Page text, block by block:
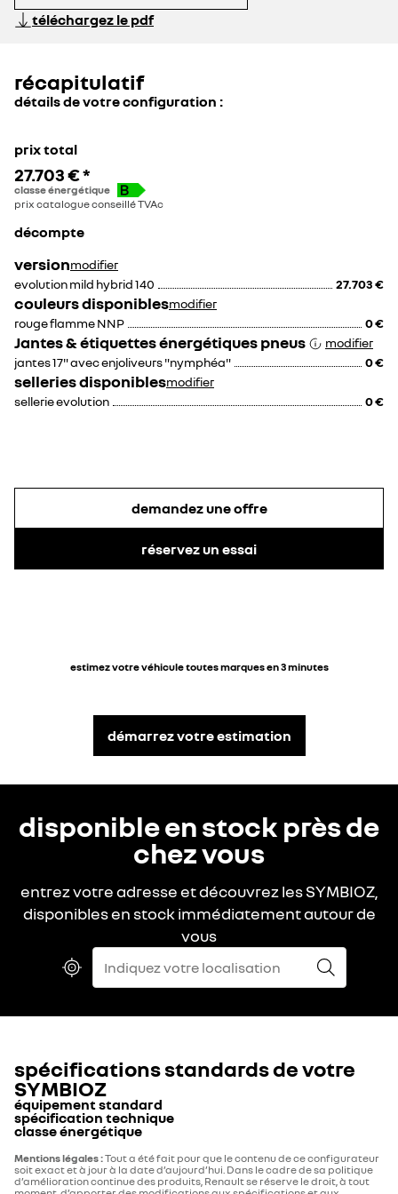
téléchargez le pdf
récapitulatif
détails de votre configuration :
prix total
27.703 €*
classe énergétique
prix catalogue conseillé TVAc
décompte
versionmodifier
evolution mild hybrid 140
27.703 €
couleurs disponiblesmodifier
rouge flamme NNP
0 €
Jantes & étiquettes énergétiques pneus
modifier
jantes 17" avec enjoliveurs "nymphéa"
0 €
selleries disponiblesmodifier
sellerie evolution
0 €
demandez une offre
réservez un essai
estimez votre véhicule toutes marques en 3 minutes
démarrez votre estimation
disponible en stock près de
chez vous
entrez votre adresse et découvrez les SYMBIOZ,
disponibles en stock immédiatement autour de
vous
spécifications standards de votre
SYMBIOZ
équipement standard
spécification technique
TYPE HOMOLOGATION
Nombre de places 5
classe énergétique
classe énergétique
Mentions légales :Tout a été fait pour que le contenu de ce configurateur
soit exact et à jour à la date d’aujourd’hui. Dans le cadre de sa politique
d’amélioration continue des produits, Renault se réserve le droit, à tout